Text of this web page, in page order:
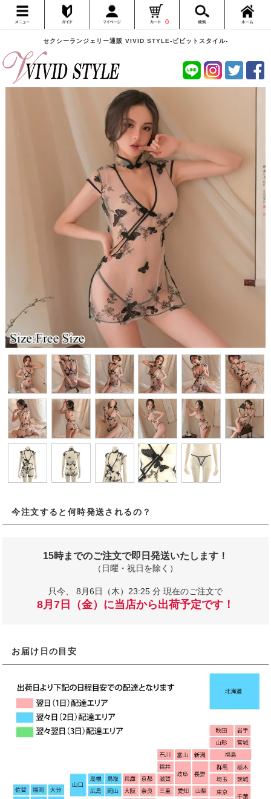
セクシーランジェリー通販 VIVID STYLE-ビビットスタイル-
0
今注文すると何時発送されるの？
15時までのご注文で即日発送いたします！
（日曜・祝日を除く）
只今、 8月6日（木）23:25 分 現在のご注文で
8月7日（金）に当店から出荷予定です！
お届け日の目安